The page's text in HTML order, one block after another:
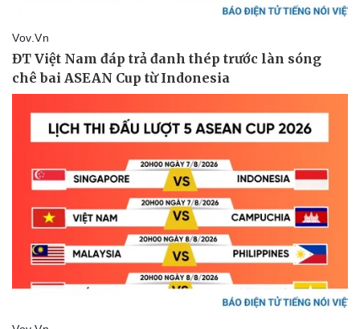
Lịch thi đấu bóng đá
Thế giới thể thao
eSports
Hậu trường
Ô tô - Xe máy
Tư vấn